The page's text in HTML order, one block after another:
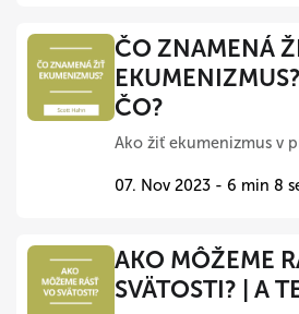
ČO ZNAMENÁ
ČO?
Ako žiť ekumenizmus v
07. Nov 2023 - 6 min 8
AKO MÔŽEME
SVÄTOSTI? | A